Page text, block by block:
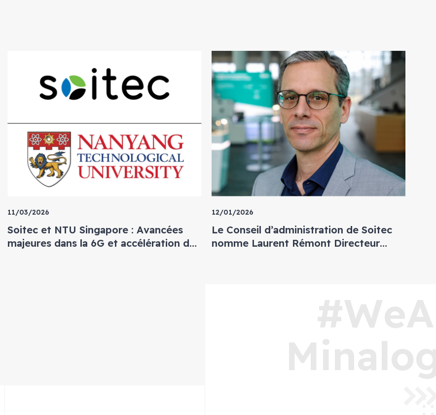
11/03/2026
Soitec et NTU Singapore : Avancées
majeures dans la 6G et accélération de
12/01/2026
Le Conseil d’administration de Soitec
nomme Laurent Rémont Directeur